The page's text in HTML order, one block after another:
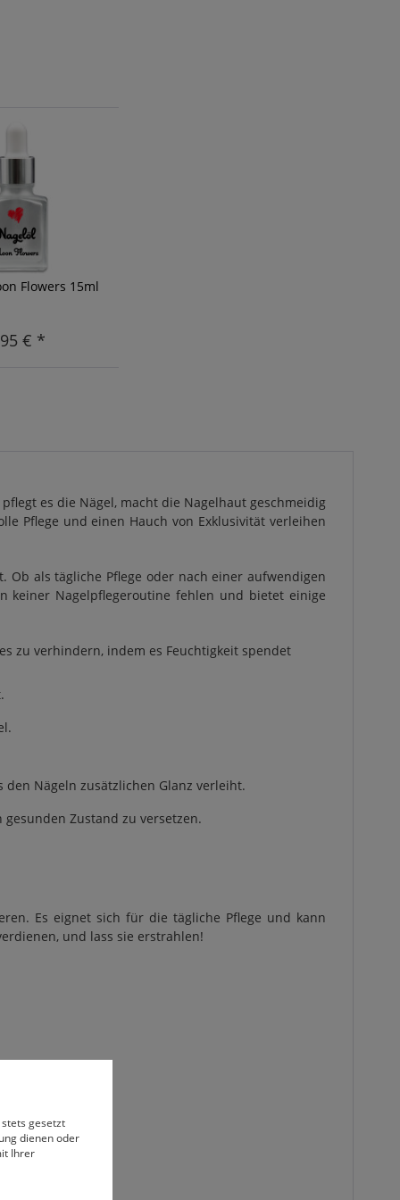
Flowers 15ml
€ *
es die Nägel, macht die Nagelhaut geschmeidig
Pflege und einen Hauch von Exklusivität verleihen
als tägliche Pflege oder nach einer aufwendigen
keiner Nagelpflegeroutine fehlen und bietet einige
zu verhindern, indem es Feuchtigkeit spendet
Nägeln zusätzlichen Glanz verleiht.
Zustand zu versetzen.
Es eignet sich für die tägliche Pflege und kann
und lass sie erstrahlen!
gesetzt
dienen oder
Ihrer